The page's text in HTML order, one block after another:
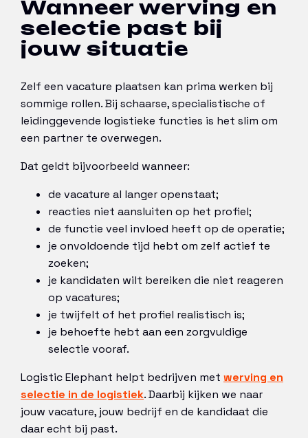
Wanneer werving en
selectie past bij
jouw situatie
Zelf een vacature plaatsen kan prima werken bij
sommige rollen. Bij schaarse, specialistische of
leidinggevende logistieke functies is het slim om
een partner te overwegen.
Dat geldt bijvoorbeeld wanneer:
de vacature al langer openstaat;
reacties niet aansluiten op het profiel;
de functie veel invloed heeft op de operatie;
je onvoldoende tijd hebt om zelf actief te
zoeken;
je kandidaten wilt bereiken die niet reageren
op vacatures;
je twijfelt of het profiel realistisch is;
je behoefte hebt aan een zorgvuldige
selectie vooraf.
Logistic Elephant helpt bedrijven met werving en
selectie in de logistiek. Daarbij kijken we naar
jouw vacature, jouw bedrijf en de kandidaat die
daar echt bij past.